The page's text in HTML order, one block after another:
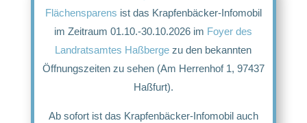
Flächensparens ist das Krapfenbäcker-Infomobil
im Zeitraum 01.10.-30.10.2026 im Foyer des
Landratsamtes Haßberge zu den bekannten
Öffnungszeiten zu sehen (Am Herrenhof 1, 97437
Haßfurt).
Ab sofort ist das Krapfenbäcker-Infomobil auch